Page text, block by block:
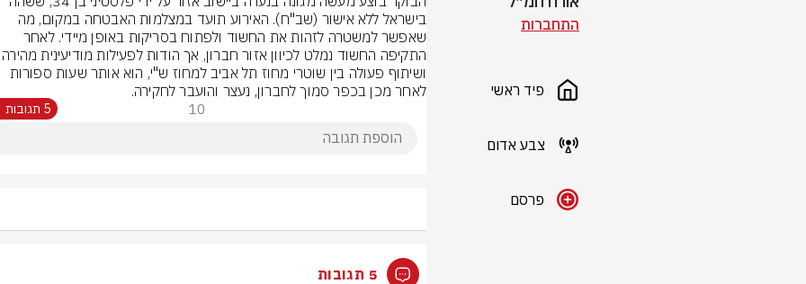
התחברות
פיד ראשי
צבע אדום
פרסם
לאחר מכן בכפר סמוך לחברון, נעצר והועבר לחקירה.
10 5 תגובות
5 תגובות